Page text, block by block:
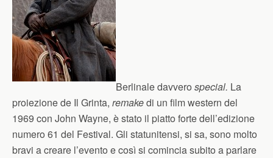
Berlinale davvero special. La
proiezione de Il Grinta, remakedi un film western del
1969 con John Wayne, è stato il piatto forte dell’edizione
numero 61 del Festival. Gli statunitensi, si sa, sono molto
bravi a creare l’evento e così si comincia subito a parlare